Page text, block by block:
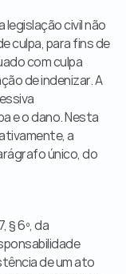
legislação civil não
culpa, para fins de
com culpa
de indenizar. A
e o dano. Nesta
a
único, do
§ 6º, da
de um ato